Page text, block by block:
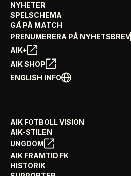
NYHETER
SPELSCHEMA
GÅ PÅ MATCH
PRENUMERERA PÅ NYHETSBREV
AIK+
AIK SHOP
ENGLISH INFO
AIK FOTBOLL VISION
AIK-STILEN
UNGDOM
AIK FRAMTID FK
HISTORIK